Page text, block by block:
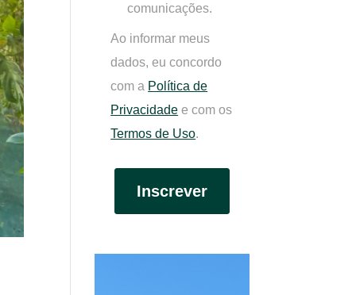
comunicações.
Ao informar meus
dados, eu concordo
com a Política de
Privacidade e com os
Termos de Uso.
Inscrever